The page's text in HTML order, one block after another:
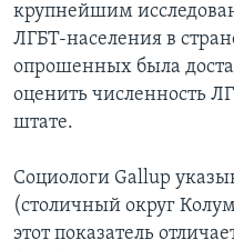
крупнейшим
ЛГБТ-населения в
опрошенных была
оценить численность
штате.
Социологи Gallup
(столичный округ
этот показатель